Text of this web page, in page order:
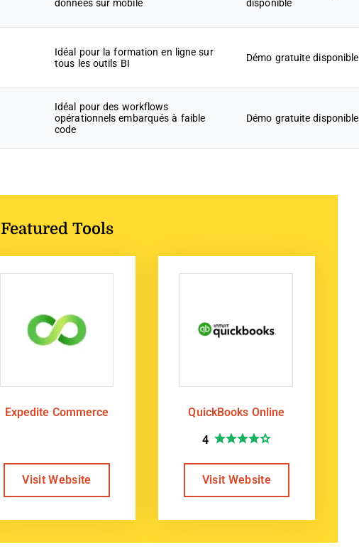
données sur mobile
disponible
Idéal pour la formation en ligne sur
tous les outils BI
Démo gratuite disponible
Idéal pour des workflows
opérationnels embarqués à faible
code
Démo gratuite disponible
Featured Tools
Expedite Commerce
Visit Website
QuickBooks Online
4
Visit Website